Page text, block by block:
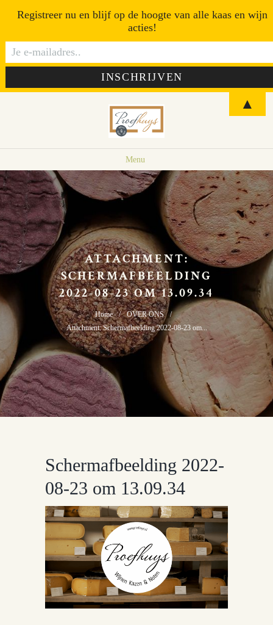
Menu
ATTACHMENT:
SCHERMAFBEELDING
2022-08-23 OM 13.09.34
Home
OVER ONS
Attachment: Schermafbeelding 2022-08-23 om...
Schermafbeelding 2022-
08-23 om 13.09.34
Registreer nu en blijf op de hoogte van alle kaas en wijn
acties!
▲